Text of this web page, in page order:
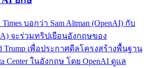
บอกว่า Sam Altman (OpenAI) กับ
จะร่วมทริปเยือนอังกฤษของ
Trump เพื่อประกาศดีลโครงสร้างพื้นฐาน
Center ในอังกฤษ โดย OpenAI ดูแล